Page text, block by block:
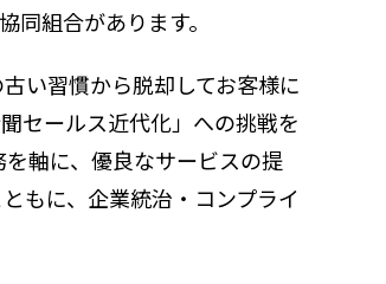
組合があります。
い習慣から脱却してお客様に
セールス近代化」への挑戦を
軸に、優良なサービスの提
もに、企業統治・コンプライ